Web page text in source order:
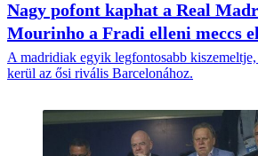
Nagy pofont kaphat a Real
Mourinho a Fradi elleni meccs
A madridiak egyik legfontosabb
kerül az ősi rivális Barcelonához.